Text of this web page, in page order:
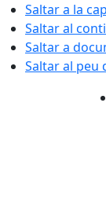
Saltar a la
Saltar al
Saltar a
Saltar al peu